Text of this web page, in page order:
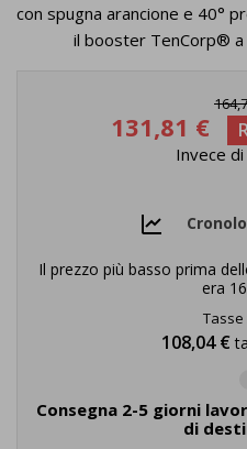
con spugna arancione e 40°
il booster TenCorp® a
131,81 €
Invece
Il prezzo più basso prima
era
108,04 €
Consegna 2-5 giorni
di